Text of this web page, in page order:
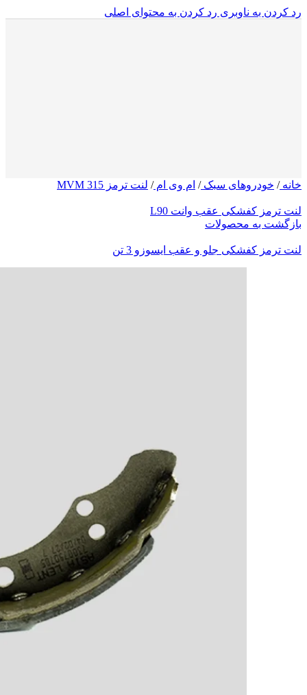
رد کردن به ناوبری رد کردن به محتوای اصلی
خانه/ خودروهای سبک/ ام وی ام/ لنت ترمز MVM 315
لنت ترمز کفشکی عقب وانت L90
بازگشت به محصولات
لنت ترمز کفشکی جلو و عقب ایسوزو 3 تن